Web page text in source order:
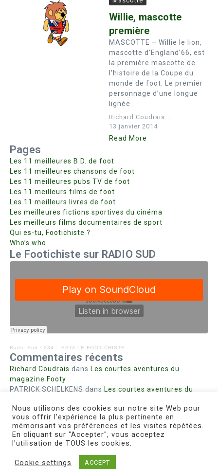
Willie, mascotte
première
MASCOTTE – Willie le lion,
mascotte d’England’66, est
la première mascotte de
l’histoire de la Coupe du
monde de foot. Le premier
personnage d’une longue
lignée....
Richard Coudrais
13 janvier 2014
Read More
Pages
Les 11 meilleures B.D. de foot
Les 11 meilleures chansons de foot
Les 11 meilleures pubs TV de foot
Les 11 meilleurs films de foot
Les 11 meilleurs livres de foot
Les meilleures fictions sportives du cinéma
Les meilleurs films documentaires de sport
Qui es-tu, Footichiste ?
Who’s who
Le Footichiste sur RADIO SUD
Radio Sud · 234 – ESTA LE FOOTICHISTE
Commentaires récents
Richard Coudrais dans Les courtes aventures du
magazine Footy
PATRICK SCHELKENS dans Les courtes aventures du
Bohn fabiennedans Intrigues sanglantes à Mulhouse
Steph. RUTA dansLust for Nice
MIRMANDdansPieds agiles et champignons
Copyright © 2026 Le Footichiste | Réalisé par
Nous utilisons des cookies sur notre site Web pour
vous offrir l'expérience la plus pertinente en
mémorisant vos préférences et les visites répétées.
En cliquant sur "Accepter", vous acceptez
l'utilisation de TOUS les cookies.
Cookie settings ACCEPT